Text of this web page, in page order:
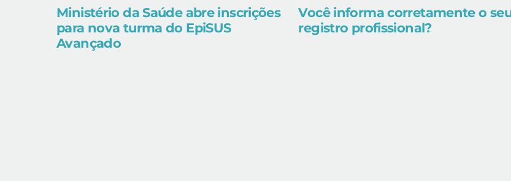
Ministério da Saúde abre inscrições
para nova turma do EpiSUS
Avançado
Você informa corretamente o
registro profissional?